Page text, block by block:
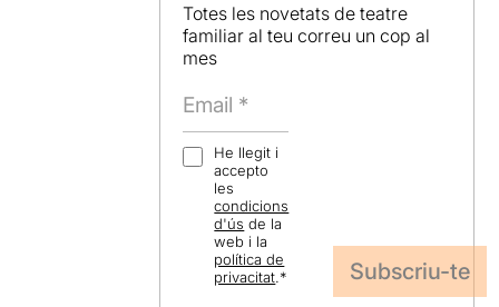
Totes les novetats de teatre
familiar al teu correu un cop al
mes
He llegit i
accepto
les
condicions
d'ús de la
web i la
política de
privacitat.*